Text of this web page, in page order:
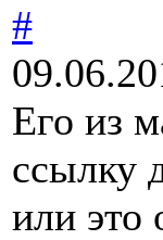
#
Его из
ссылку
или это